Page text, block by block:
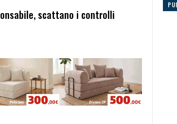
scattano i controlli